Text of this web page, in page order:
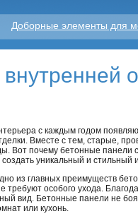
Доборные элементы для
с каждым годом
Вместе с тем, старые,
Вот почему бетонные панели
уникальный и стильный
из главных преимуществ
требуют особого ухода.
вид. Бетонные панели не
или кухонь.